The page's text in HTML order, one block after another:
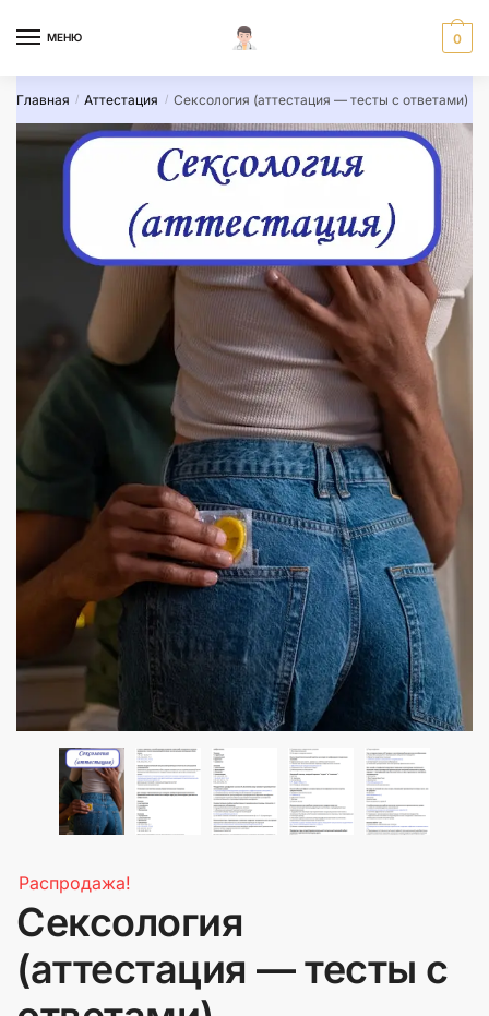
МЕНЮ 0
Главная / Аттестация / Сексология (аттестация — тесты с ответами)
Распродажа!
Сексология
(аттестация — тесты с